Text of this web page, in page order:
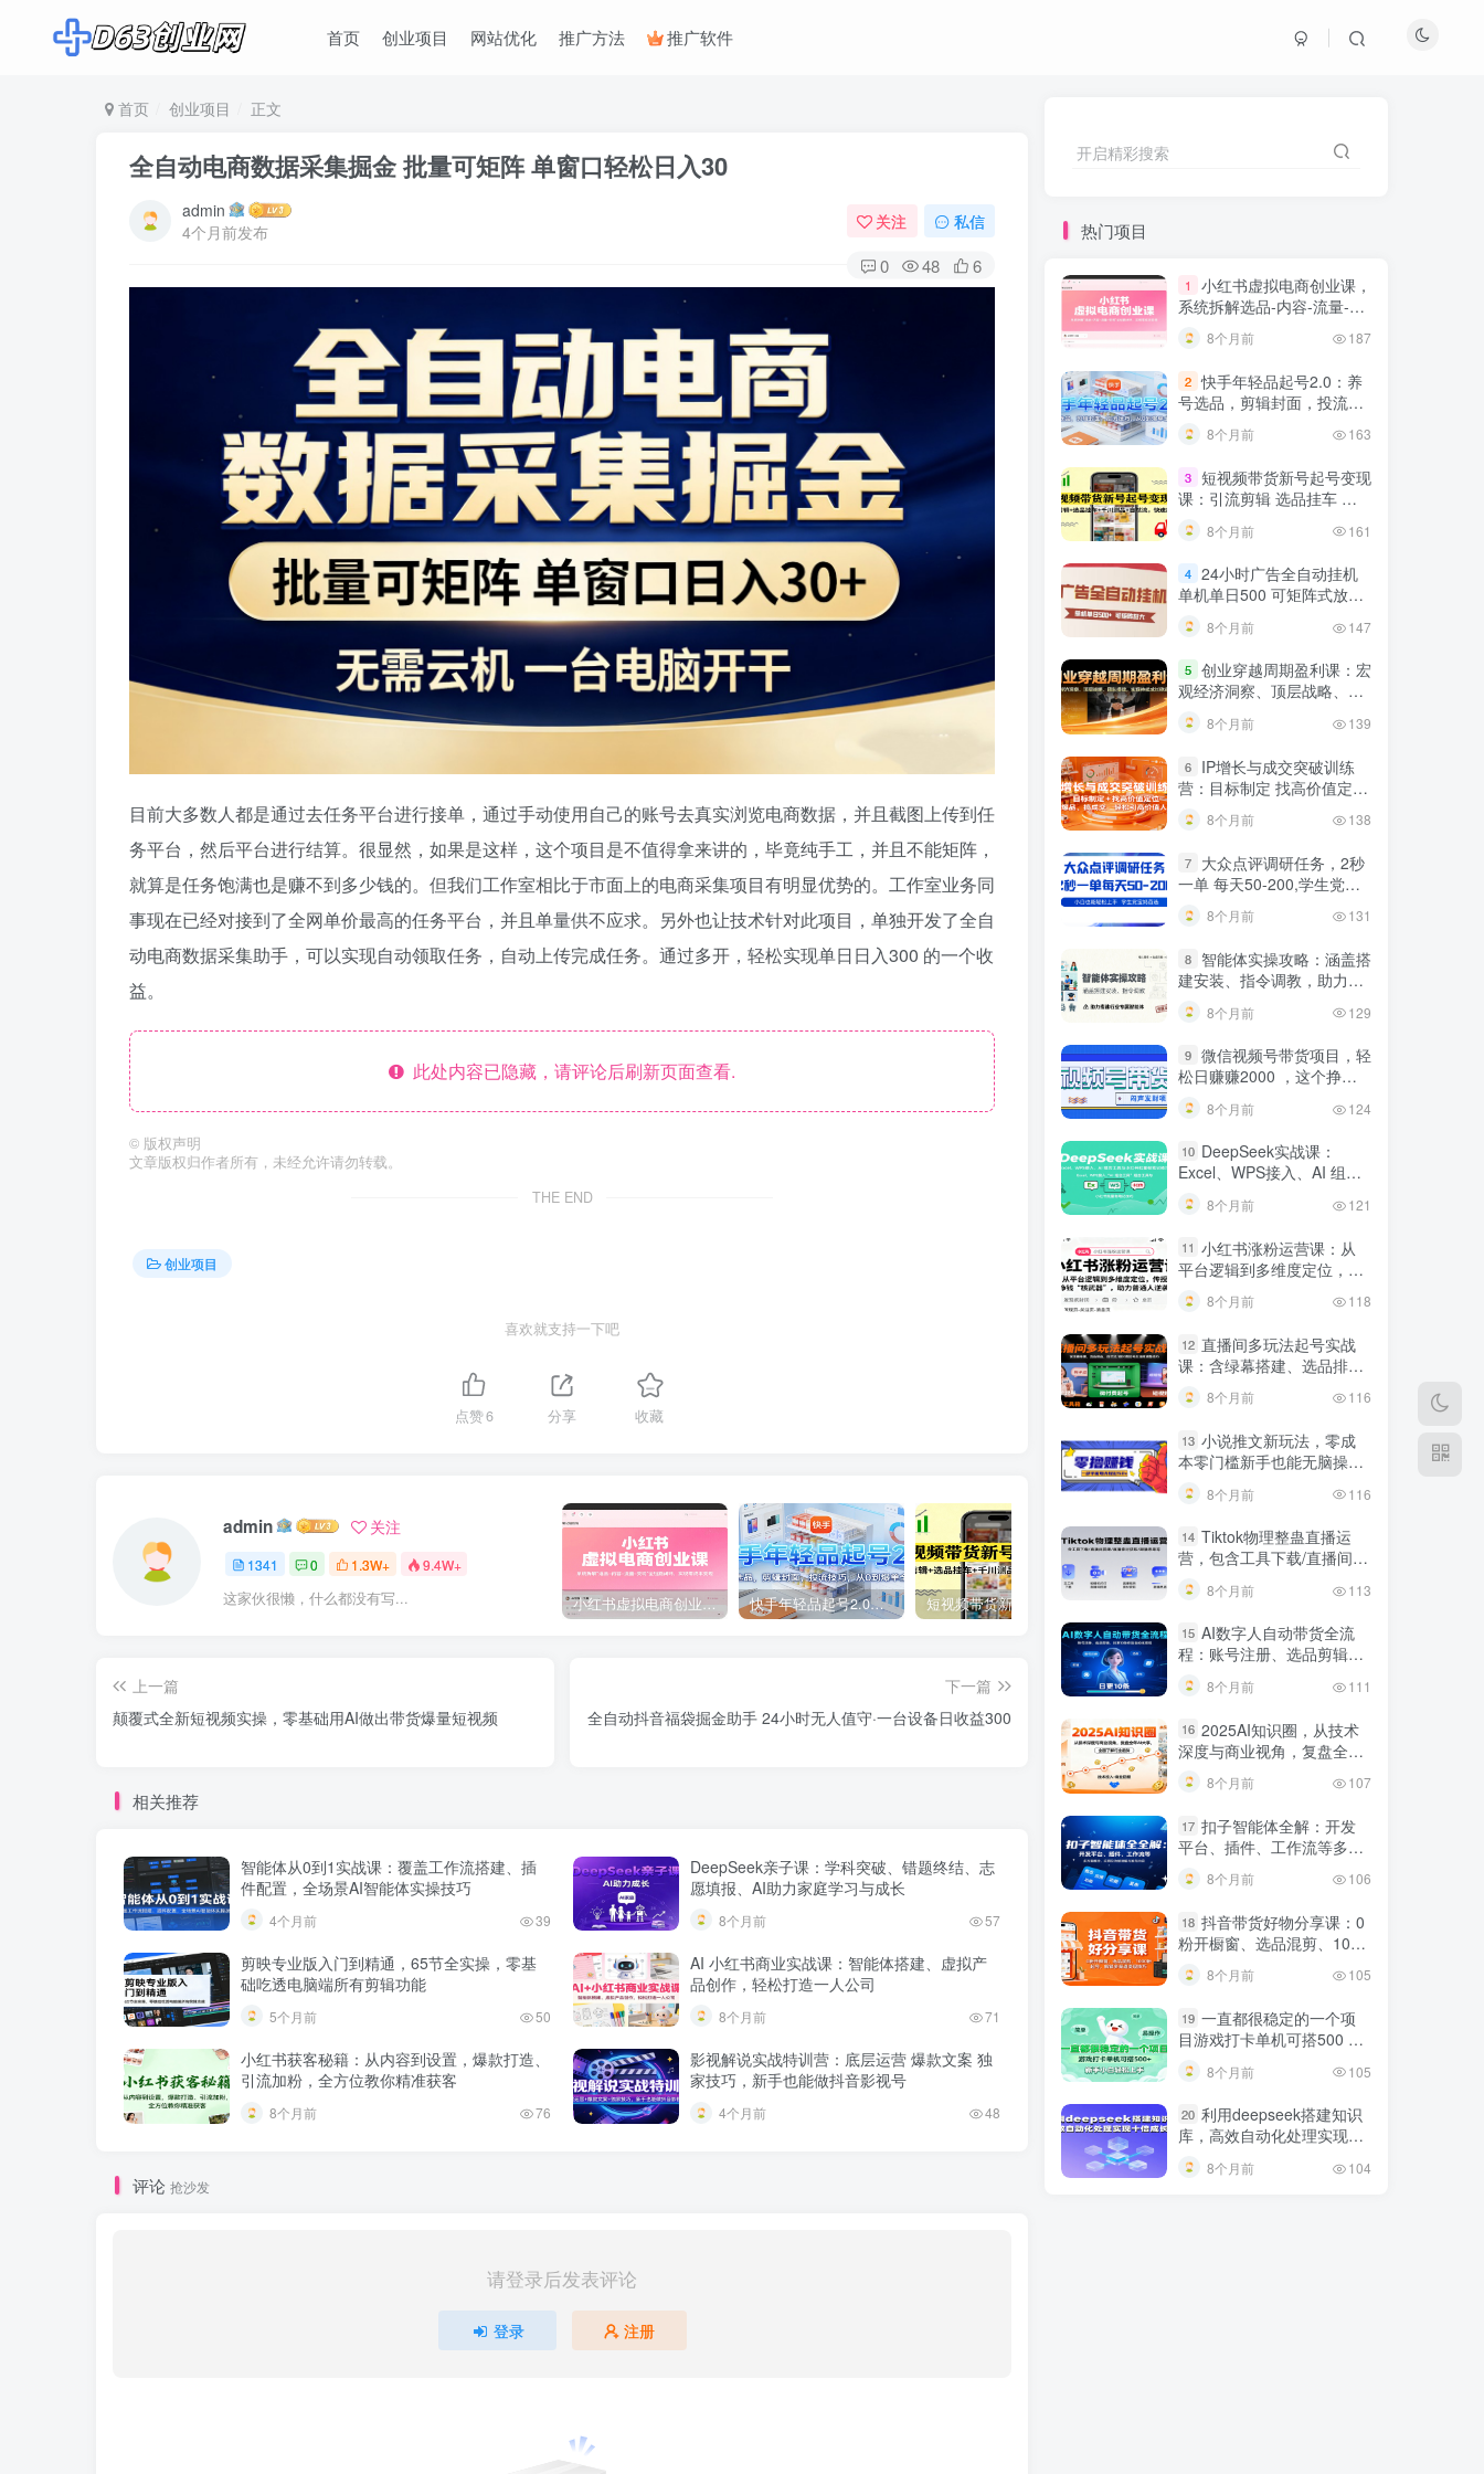
首页 创业项目 网站优化 推广方法 推广软件
首页 创业项目 正文
全自动电商数据采集掘金 批量可矩阵 单窗口轻松日入30
admin
4个月前发布
关注 私信
0 48 6
目前大多数人都是通过去任务平台进行接单，通过手动使用自己的账号去真实浏览电商数据，并且截图上传到任
务平台，然后平台进行结算。很显然，如果是这样，这个项目是不值得拿来讲的，毕竟纯手工，并且不能矩阵，
就算是任务饱满也是赚不到多少钱的。但我们工作室相比于市面上的电商采集项目有明显优势的。工作室业务同
事现在已经对接到了全网单价最高的任务平台，并且单量供不应求。另外也让技术针对此项目，单独开发了全自
动电商数据采集助手，可以实现自动领取任务，自动上传完成任务。通过多开，轻松实现单日日入300 的一个收
益。
此处内容已隐藏，请评论后刷新页面查看.
© 版权声明
文章版权归作者所有，未经允许请勿转载。
THE END
创业项目
喜欢就支持一下吧
点赞6 分享 收藏
admin 关注
1341 0 1.3W+ 9.4W+
这家伙很懒，什么都没有写... 小红书虚拟电商创业课，系统拆解选品-内容-流量-变现，实现零成本变现 快手年轻品起号2.0：养号选品，剪辑封面，投流技巧，从0到爆单全流程 24小时广告全自动挂机 单机单日500 可矩阵式放大 无需人工看守 新手小白轻松玩转
上一篇
颠覆式全新短视频实操，零基础用AI做出带货爆量短视频
下一篇
全自动抖音福袋掘金助手 24小时无人值守·一台设备日收益300
相关推荐
智能体从0到1实战课：覆盖工作流搭建、插
件配置，全场景AI智能体实操技巧
4个月前 39
DeepSeek亲子课：学科突破、错题终结、志
愿填报、AI助力家庭学习与成长
8个月前 57
剪映专业版入门到精通，65节全实操，零基
础吃透电脑端所有剪辑功能
5个月前 50
AI 小红书商业实战课：智能体搭建、虚拟产
品创作，轻松打造一人公司
8个月前 71
小红书获客秘籍：从内容到设置，爆款打造、
引流加粉，全方位教你精准获客
8个月前 76
影视解说实战特训营：底层运营 爆款文案 独
家技巧，新手也能做抖音影视号
4个月前 48
评论 抢沙发
请登录后发表评论
登录 注册
开启精彩搜索
热门项目
1
小红书虚拟电商创业课，
系统拆解选品-内容-流量-变
8个月前 187
2 快手年轻品起号2.0：养
号选品，剪辑封面，投流技
8个月前 163
3
短视频带货新号起号变现
课：引流剪辑 选品挂车 千
川测品 自然流，快速起量
8个月前 161
4 24小时广告全自动挂机
单机单日500 可矩阵式放大
无需人工看守 新手小白轻松
玩转8个月前 147
5 创业穿越周期盈利课：宏
观经济洞察、顶层战略、团
队搭建，实现持续成长稳定
变现8个月前 139
6
IP增长与成交突破训练
营：目标制定 找高价值定
引高价值人脉
8个月前 138
7
大众点评调研任务，2秒
一单 每天50-200,学生党宝
8个月前 131
8
智能体实操攻略：涵盖搭
建安装、指令调教，助力搭
建行业专属智能体
8个月前 129
9 微信视频号带货项目，轻
松日赚赚2000 ，这个挣钱
入口很多伙伴都在闷声发财
8个月前 124
10 DeepSeek实战课：
Excel、WPS接入、AI 组合
工具与小红书批量做笔记技
巧
8个月前 121
11 小红书涨粉运营课：从
平台逻辑到多维度定位，传
人逆袭8个月前 118
12 直播间多玩法起号实战
课：含绿幕搭建、选品排
规调整技巧
8个月前 116
13 小说推文新玩法，零成
本零门槛新手也能无脑操
8个月前 116
14 Tiktok物理整蛊直播运
营，包含工具下载/直播间搭
建/直播素材获取/跟播思路
等
8个月前 113
15 AI数字人自动带货全流
程：账号注册、选品剪辑，
日更10条作品自动化变现
8个月前 111
16 2025AI知识圈，从技术
深度与商业视角，复盘全年
AI大事，全面了解行业趋势
8个月前 107
17 扣子智能体全解：开发
平台、插件、工作流等多方
发布内容
8个月前 106
18 抖音带货好物分享课：0
粉开橱窗、选品混剪、1000
巧
8个月前 105
19 一直都很稳定的一个项
目游戏打卡单机可搭500 ，
新手小白轻松上手
8个月前 105
20 利用deepseek搭建知识
库，高效自动化处理实现十
倍成长！
8个月前 104